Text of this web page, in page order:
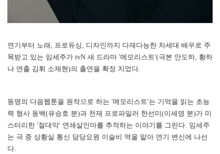
연기부터 노래, 프로듀싱, 디자인까지 다재다능한 차세대 배우로 주
목받고 있는 임세주가 tvN 새 드라마 '메모리스트'(극본 안도하, 황하
나 연출 김휘 소재현)의 출연을 확정 지었다.
동명의 다음웹툰을 원작으로 하는 '메모리스트'는 기억을 읽는 초능
력 형사 동백(유승호 분)과 천재 프로파일러 한선미(이세영 분)가 미
스터리한 '절대악' 연쇄살인마를 추적하는 이야기를 그린다. 임세주
는 극 중 상황실 통신 담당요원 이슬비 역을 맡아 연기 변신에 나선
다.